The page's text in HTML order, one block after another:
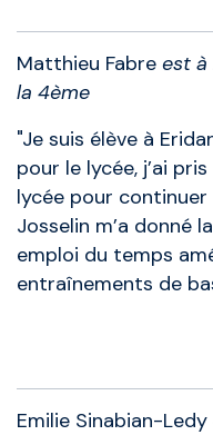
Matthieu Fabre est à
la 4ème
"Je suis élève à
pour le lycée, j’ai
lycée pour
Josselin m’a donné
emploi du temps
entraînements de
Emilie Sinabian-Ledy